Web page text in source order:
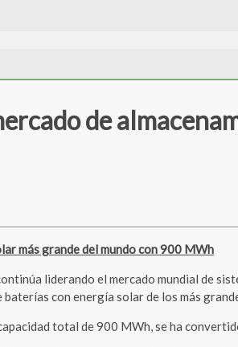
de
más grande del mundo con 900 MWh
liderando el mercado mundial de
con energía solar de los más
total de 900 MWh, se ha